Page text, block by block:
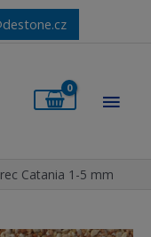
Catania 1-5 mm